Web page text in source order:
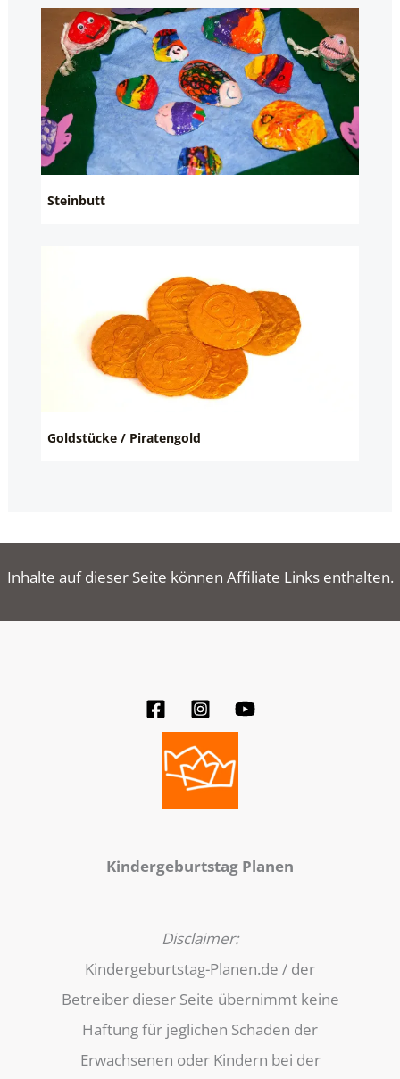
Steinbutt
Goldstücke / Piratengold
Inhalte auf dieser Seite können Affiliate Links enthalten.
Kindergeburtstag Planen
Disclaimer:
Kindergeburtstag-Planen.de / der
Betreiber dieser Seite übernimmt keine
Haftung für jeglichen Schaden der
Erwachsenen oder Kindern bei der